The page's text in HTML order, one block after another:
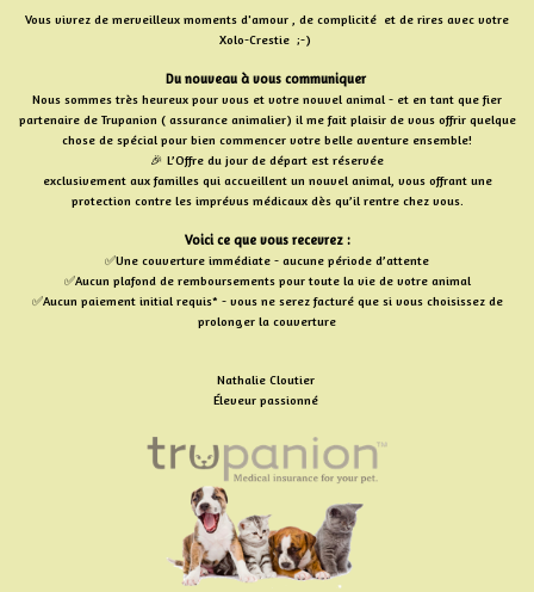
Vous vivrez de merveilleux moments d'amour , de complicité et de rires avec votre
Xolo-Crestie ;-)
Du nouveau à vous communiquer
Nous sommes très heureux pour vous et votre nouvel animal - et en tant que fier
partenaire de Trupanion ( assurance animalier) il me fait plaisir de vous offrir quelque
chose de spécial pour bien commencer votre belle aventure ensemble!
🎉 L’Offre du jour de départ est réservée
exclusivement aux familles qui accueillent un nouvel animal, vous offrant une
protection contre les imprévus médicaux dès qu’il rentre chez vous.
Voici ce que vous recevrez :
✅Une couverture immédiate - aucune période d’attente
✅Aucun plafond de remboursements pour toute la vie de votre animal
✅Aucun paiement initial requis* - vous ne serez facturé que si vous choisissez de
prolonger la couverture
Nathalie Cloutier
Éleveur passionné